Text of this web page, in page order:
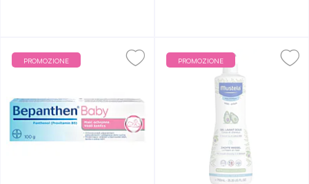
PROMOZIONE PROMOZIONE